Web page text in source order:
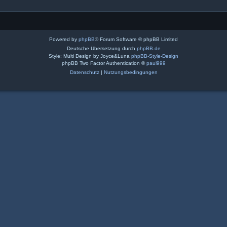
Powered by phpBB® Forum Software © phpBB Limited
Deutsche Übersetzung durch phpBB.de
Style: Multi Design by Joyce&Luna phpBB-Style-Design
phpBB Two Factor Authentication ©paul999
Datenschutz| Nutzungsbedingungen